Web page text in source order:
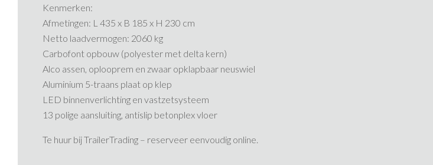
Kenmerken:
Afmetingen: L 435 x B 185 x H 230 cm
Netto laadvermogen: 2060 kg
Carbofont opbouw (polyester met delta kern)
Alco assen, oplooprem en zwaar opklapbaar neuswiel
Aluminium 5-traans plaat op klep
LED binnenverlichting en vastzetsysteem
13 polige aansluiting, antislip betonplex vloer
Te huur bij TrailerTrading – reserveer eenvoudig online.